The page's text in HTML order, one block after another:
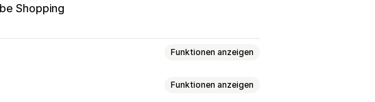
Shopping
Funktionen anzeigen
Funktionen anzeigen